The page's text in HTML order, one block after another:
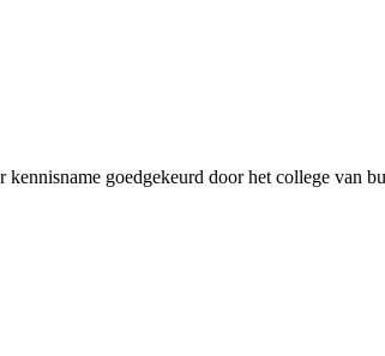
goedgekeurd door het college van